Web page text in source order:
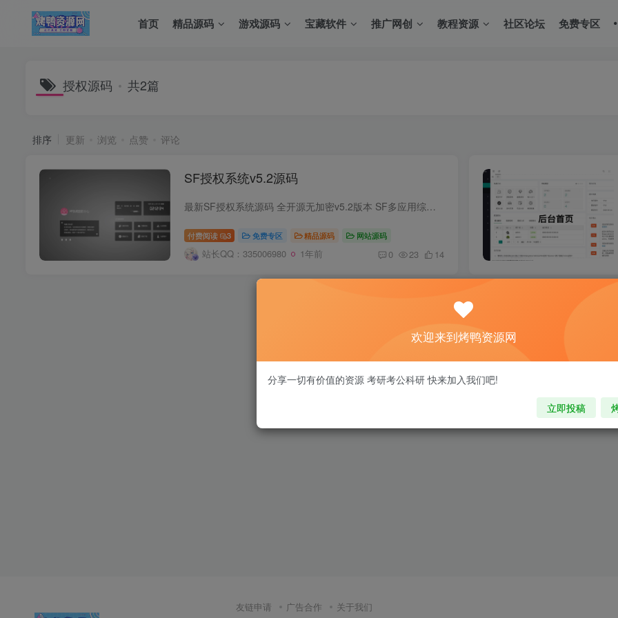
首页 精品源码 游戏源码 宝藏软件 推广网创 教程资源 社区论坛 免费专区
授权源码 共2篇
排序 更新 浏览 点赞 评论
SF授权系统v5.2源码
最新SF授权系统源码 全开源无加密v5.2版本 SF多应用综合验证系统是一款基于 thinkphp V6.0.9 和 EasyWeb iframe开发的系统 帮助开发者快速为自己的项目增加授权验证。傻瓜式一键安装系统，轻松...
付费阅读 3 免费专区 精品源码 网站源码
站长QQ：335006980 1年前 0 23 14
友链申请 广告合作 关于我们
欢迎来到烤鸭资源网
分享一切有价值的资源 考研考公科研 快来加入我们吧!
立即投稿